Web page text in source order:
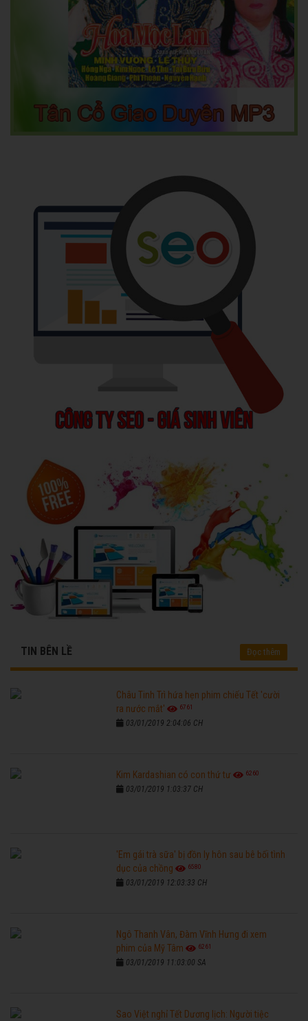
TIN BÊN LỀ Đọc thêm
Châu Tinh Trì hứa hẹn phim chiếu Tết 'cười
ra nước mắt'
6761
03/01/2019 2:04:06 CH
Kim Kardashian có con thứ tư 6260
03/01/2019 1:03:37 CH
'Em gái trà sữa' bị đồn ly hôn sau bê bối tình
dục của chồng
6580
03/01/2019 12:03:33 CH
Ngô Thanh Vân, Đàm Vĩnh Hưng đi xem
phim của Mỹ Tâm
6261
03/01/2019 11:03:00 SA
Sao Việt nghỉ Tết Dương lịch: Người tiệc